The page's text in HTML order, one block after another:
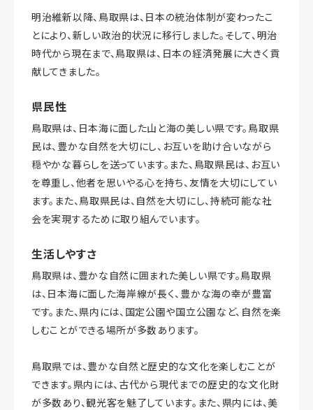
明治維新以降、鳥取県は、日本の統治体制が変わったこ
とにより、新しい政治的状況に移行しました。そして、明治
時代から現在まで、鳥取県は、日本の経済発展に大きく貢
献してきました。
県民性
鳥取県は、日本海に面した山と海の美しい県です。鳥取県
民は、豊かな自然を大切にし、お互いを助け合いながら
穏やかな暮らしを送っています。また、鳥取県民は、お互い
を尊重し、他者を思いやる心を持ち、友情を大切にしてい
ます。また、鳥取県民は、自然を大切にし、持続可能な社
会を実現するために取り組んでいます。
生活しやすさ
鳥取県は、豊かな自然に囲まれた美しい県です。鳥取県
は、日本海に面した海岸線が長く、豊かな海の幸が豊富
です。また、県内には、国定公園や国立公園など、自然を楽
しむことができる場所が多数あります。
鳥取県では、豊かな自然と歴史的な文化を楽しむことが
できます。県内には、古代から現代までの歴史的な文化財
が多数あり、観光客を魅了しています。また、県内には、美